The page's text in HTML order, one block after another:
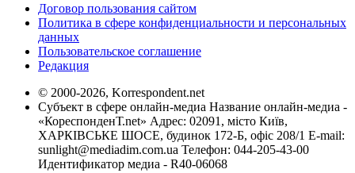
Договор пользования сайтом
Политика в сфере конфиденциальности и персональных
данных
Пользовательское соглашение
Редакция
© 2000-2026, Korrespondent.net
Субъект в сфере онлайн-медиа Название онлайн-медиа -
«КореспонденТ.net» Адрес: 02091, місто Київ,
ХАРКІВСЬКЕ ШОСЕ, будинок 172-Б, офіс 208/1 E-mail:
sunlight@mediadim.com.ua Телефон: 044-205-43-00
Идентификатор медиа - R40-06068